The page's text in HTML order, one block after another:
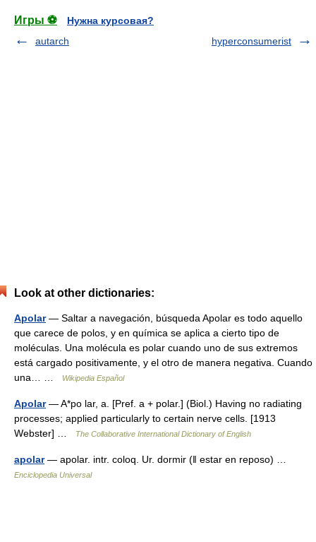
Игры ⚽
Нужна курсовая?
autarch
hyperconsumerist
Look at other dictionaries:
Apolar— Saltar a navegación, búsqueda Apolar es todo aquello
que carece de polos, y en química se aplica a cierto tipo de
moléculas. Una molécula es polar cuando uno de sus extremos
está cargado positivamente, y el otro de manera negativa. Cuando
una… …
Wikipedia Español
Apolar— A*po lar, a. [Pref. a + polar.] (Biol.) Having no radiating
processes; applied particularly to certain nerve cells. [1913
Webster] …
The Collaborative International Dictionary of English
apolar— apolar. intr. coloq. Ur. dormir (ǁ estar en reposo) …
Enciclopedia Universal